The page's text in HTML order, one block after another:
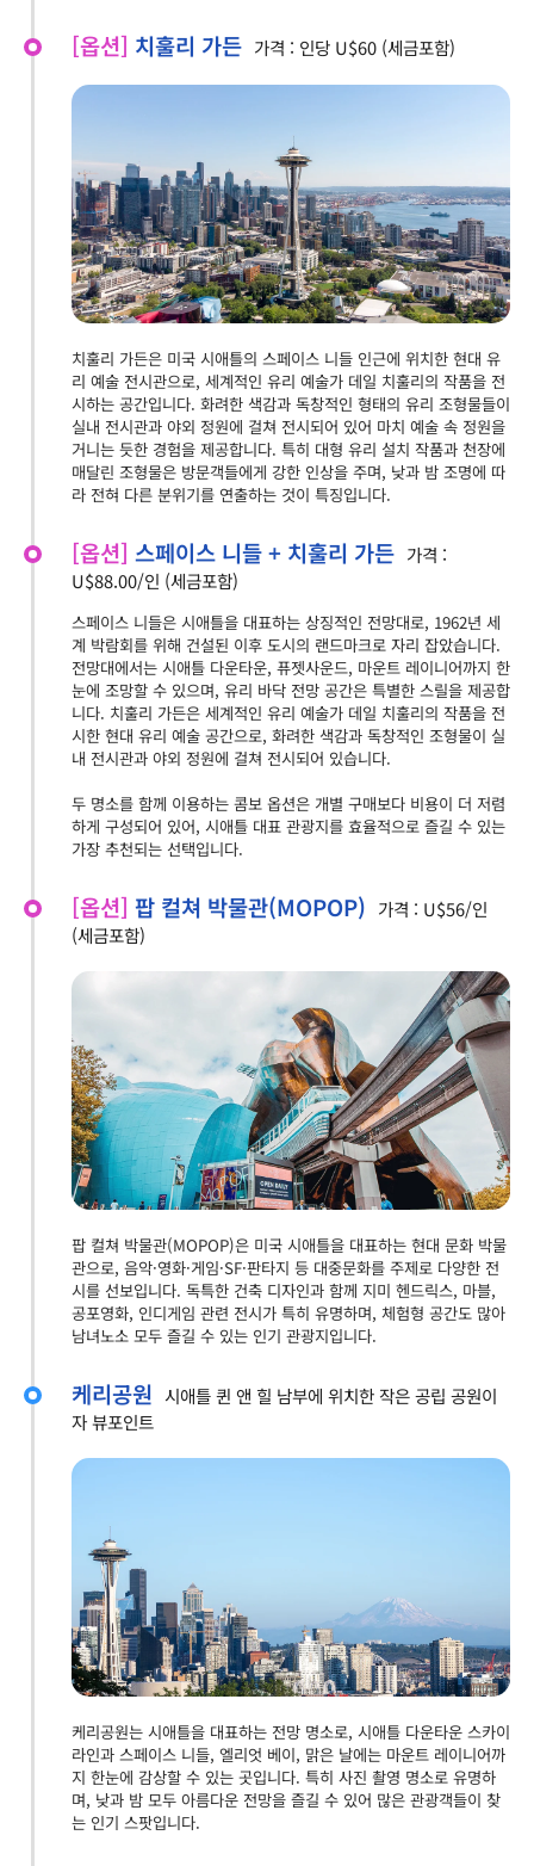
[옵션] 치훌리 가든 가격 : 인당 U$60 (세금포함)
치훌리 가든은 미국 시애틀의 스페이스 니들 인근에 위치한 현대 유
리 예술 전시관으로, 세계적인 유리 예술가 데일 치훌리의 작품을 전
시하는 공간입니다. 화려한 색감과 독창적인 형태의 유리 조형물들이
실내 전시관과 야외 정원에 걸쳐 전시되어 있어 마치 예술 속 정원을
거니는 듯한 경험을 제공합니다. 특히 대형 유리 설치 작품과 천장에
매달린 조형물은 방문객들에게 강한 인상을 주며, 낮과 밤 조명에 따
라 전혀 다른 분위기를 연출하는 것이 특징입니다.
[옵션] 스페이스 니들 + 치훌리 가든 가격 :
U$88.00/인 (세금포함)
스페이스 니들은 시애틀을 대표하는 상징적인 전망대로, 1962년 세
계 박람회를 위해 건설된 이후 도시의 랜드마크로 자리 잡았습니다.
전망대에서는 시애틀 다운타운, 퓨젯사운드, 마운트 레이니어까지 한
눈에 조망할 수 있으며, 유리 바닥 전망 공간은 특별한 스릴을 제공합
니다. 치훌리 가든은 세계적인 유리 예술가 데일 치훌리의 작품을 전
시한 현대 유리 예술 공간으로, 화려한 색감과 독창적인 조형물이 실
내 전시관과 야외 정원에 걸쳐 전시되어 있습니다.
두 명소를 함께 이용하는 콤보 옵션은 개별 구매보다 비용이 더 저렴
하게 구성되어 있어, 시애틀 대표 관광지를 효율적으로 즐길 수 있는
가장 추천되는 선택입니다.
[옵션] 팝 컬쳐 박물관(MOPOP) 가격 : U$56/인
(세금포함)
팝 컬쳐 박물관(MOPOP)은 미국 시애틀을 대표하는 현대 문화 박물
관으로, 음악·영화·게임·SF·판타지 등 대중문화를 주제로 다양한 전
시를 선보입니다. 독특한 건축 디자인과 함께 지미 헨드릭스, 마블,
공포영화, 인디게임 관련 전시가 특히 유명하며, 체험형 공간도 많아
남녀노소 모두 즐길 수 있는 인기 관광지입니다.
케리공원 시애틀 퀸 앤 힐 남부에 위치한 작은 공립 공원이
자 뷰포인트
케리공원는 시애틀을 대표하는 전망 명소로, 시애틀 다운타운 스카이
라인과 스페이스 니들, 엘리엇 베이, 맑은 날에는 마운트 레이니어까
지 한눈에 감상할 수 있는 곳입니다. 특히 사진 촬영 명소로 유명하
며, 낮과 밤 모두 아름다운 전망을 즐길 수 있어 많은 관광객들이 찾
는 인기 스팟입니다.